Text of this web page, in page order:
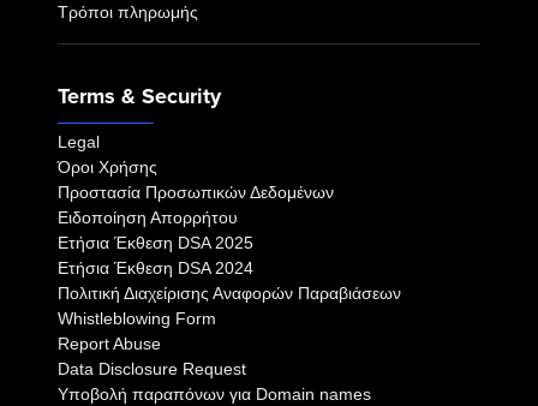
Τρόποι πληρωμής
Terms & Security
Legal
Όροι Χρήσης
Προστασία Προσωπικών Δεδομένων
Ειδοποίηση Απορρήτου
Eτήσια Έκθεση DSA 2025
Eτήσια Έκθεση DSA 2024
Πολιτική Διαχείρισης Αναφορών Παραβιάσεων
Whistleblowing Form
Report Abuse
Data Disclosure Request
Υποβολή παραπόνων για Domain names